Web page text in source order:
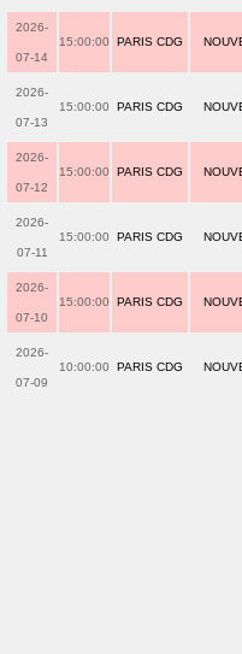
2026-
07-14
15:00:00 PARIS CDG
2026-
07-13
15:00:00 PARIS CDG
2026-
07-12
15:00:00 PARIS CDG
2026-
07-11
15:00:00 PARIS CDG
2026-
07-10
15:00:00 PARIS CDG
2026-
07-09
10:00:00 PARIS CDG